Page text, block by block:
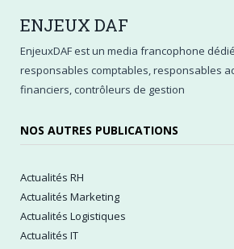
ENJEUX DAF
EnjeuxDAF est un media francophone
responsables comptables, responsables
financiers, contrôleurs de gestion
NOS AUTRES PUBLICATIONS
Actualités RH
Actualités Marketing
Actualités Logistiques
Actualités IT